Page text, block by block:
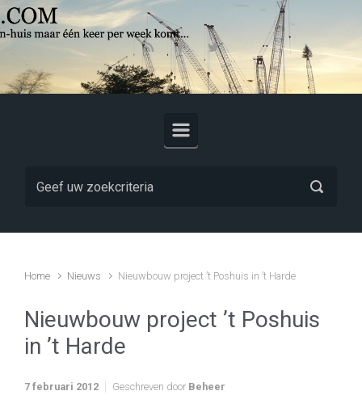
Skip to main content
Home Nieuws Nieuwbouw project ’t Poshuis in ’t Harde
Nieuwbouw project ’t Poshuis
in ’t Harde
7 februari 2012 Geschreven door Beheer